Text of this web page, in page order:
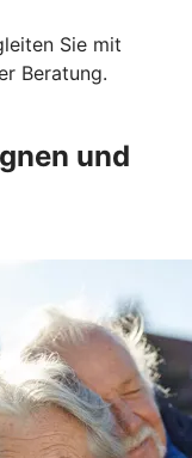
Sie mit
Beratung.
und